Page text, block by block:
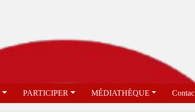
PARTICIPER MÉDIATHÈQUE